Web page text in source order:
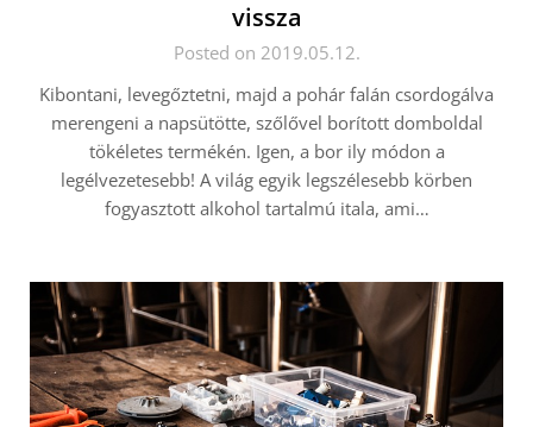
vissza
Posted on 2019.05.12.
Kibontani, levegőztetni, majd a pohár falán csordogálva
merengeni a napsütötte, szőlővel borított domboldal
tökéletes termékén. Igen, a bor ily módon a
legélvezetesebb! A világ egyik legszélesebb körben
fogyasztott alkohol tartalmú itala, ami…